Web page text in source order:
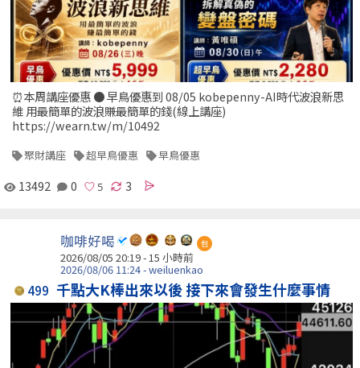
⏰本周講座優惠 ● 早鳥優惠到 08/05 kobepenny-AI時代波浪新思
維 用最簡單的波浪賺最簡單的錢(線上講座)
https://wearn.tw/m/10492
聚財講座 超早鳥優惠 早鳥優惠
13492 0 3
咖啡好喝 包
2026/08/05 20:19 -15 小時前
2026/08/06 11:24 - weiluenkao
499 千點大K棒出來以後 接下來會發生什麼事情